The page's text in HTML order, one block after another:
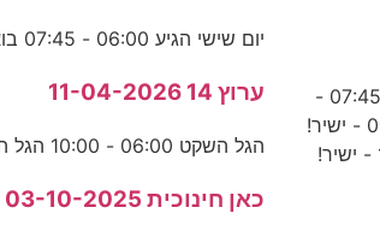
06:10 - חדשות הספורט 06:55 - חדשות הספורט 07:45 -
חדשות הספורט 08:35 - דורטמונד - ברצלונה 09:15 - ישיר!
מסיבת עיתונאים 09:40 - יובנטוס - מנ. סיטי 10:00 - ישיר!
יום שישי הגיע 06:00 - 07:45 בואו לפתוח את יום שישי בערוץ 24
ערוץ 14 11-04-2026
הגל השקט 06:00 - 10:00 הגל השקט. כ' עב'. כ' סמ'. ש.ח. הגל
כאן חינוכית 03-10-2025